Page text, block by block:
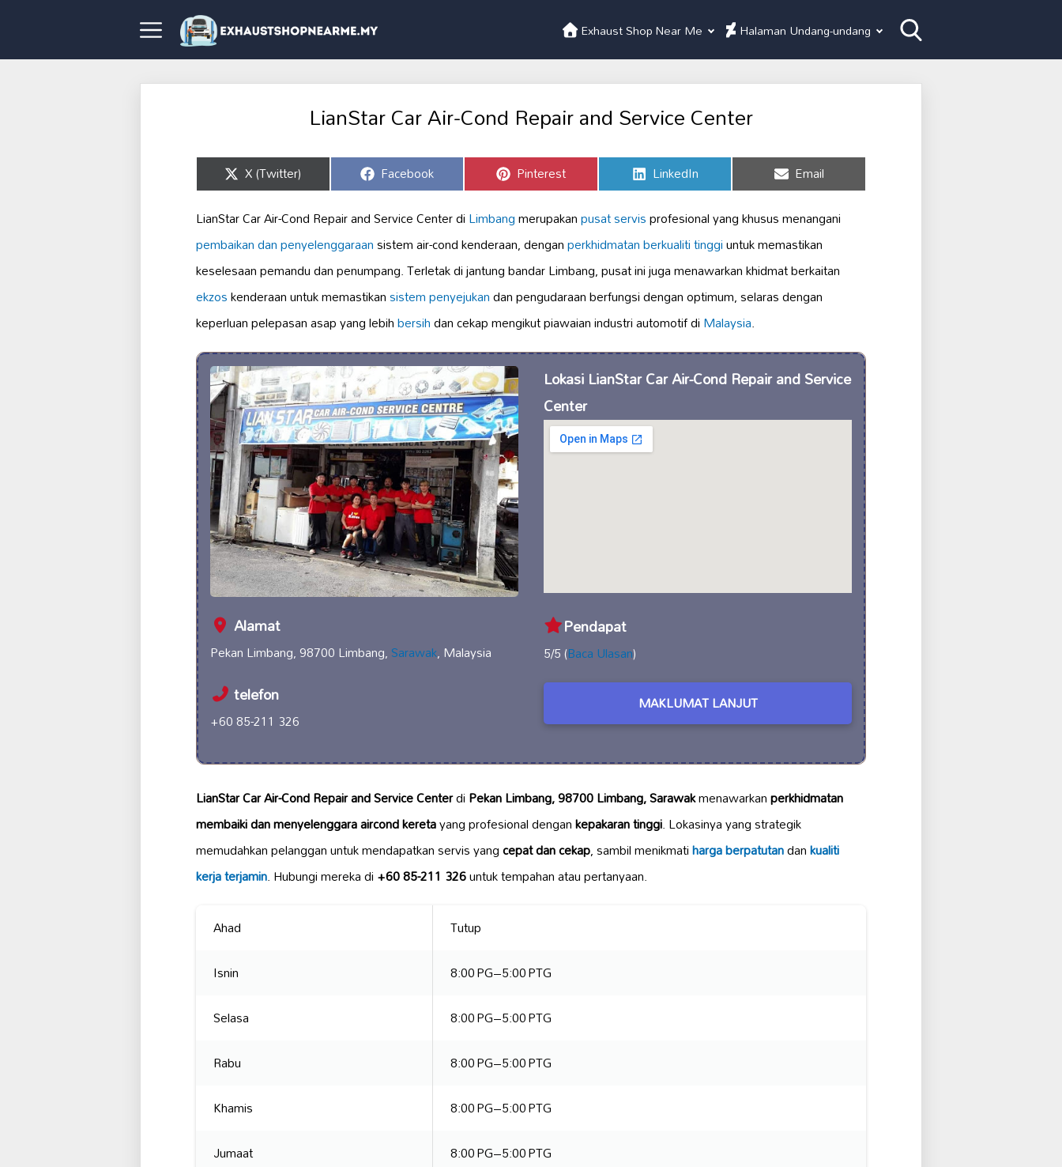
Exhaust Shop Near Me Halaman Undang-undang
LianStar Car Air-Cond Repair and Service Center
Share
on
X (Twitter) Share
on
Facebook Share
on
Pinterest Share
on
LinkedIn Share
on
Email
LianStar Car Air-Cond Repair and Service Center diLimbangmerupakanpusat servisprofesional yang khusus menangani
pembaikan dan penyelenggaraansistem air-cond kenderaan, denganperkhidmatan berkualiti tinggiuntuk memastikan
keselesaan pemandu dan penumpang. Terletak di jantung bandar Limbang, pusat ini juga menawarkan khidmat berkaitan
ekzoskenderaan untuk memastikansistem penyejukandan pengudaraan berfungsi dengan optimum, selaras dengan
keperluan pelepasan asap yang lebihbersihdan cekap mengikut piawaian industri automotif diMalaysia.
Alamat
Pekan Limbang, 98700 Limbang,Sarawak, Malaysia
telefon
+60 85-211 326
Lokasi LianStar Car Air-Cond Repair and Service
Center
Pendapat
5/5 (Baca Ulasan)
MAKLUMAT LANJUT
LianStar Car Air-Cond Repair and Service CenterdiPekan Limbang, 98700 Limbang, Sarawakmenawarkanperkhidmatan
membaiki dan menyelenggara aircond keretayang profesional dengankepakaran tinggi. Lokasinya yang strategik
memudahkan pelanggan untuk mendapatkan servis yangcepat dan cekap, sambil menikmatiharga berpatutandankualiti
kerja terjamin. Hubungi mereka di+60 85-211 326untuk tempahan atau pertanyaan.
Ahad
Tutup
Isnin
8:00 PG–5:00 PTG
Selasa
8:00 PG–5:00 PTG
Rabu
8:00 PG–5:00 PTG
Khamis
8:00 PG–5:00 PTG
Jumaat
8:00 PG–5:00 PTG